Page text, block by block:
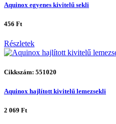
Aquinox egyenes kivitelű sekli
456 Ft
Részletek
Cikkszám: 551020
Aquinox hajlított kivitelű lemezsekli
2 069 Ft